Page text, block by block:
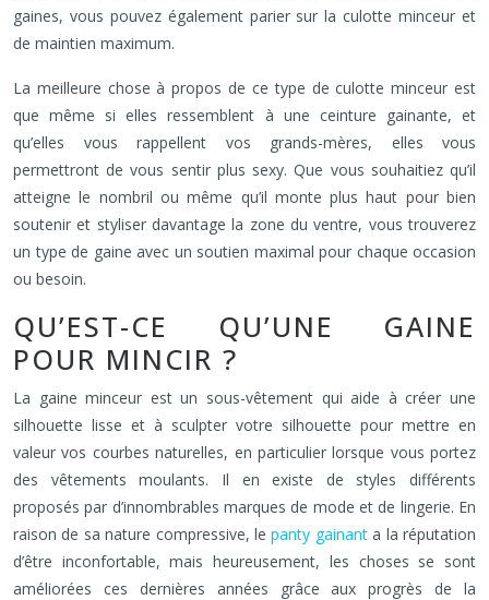
gaines, vous pouvez également parier sur la culotte minceur et
de maintien maximum.
La meilleure chose à propos de ce type de culotte minceur est
que même si elles ressemblent à une ceinture gainante, et
qu’elles vous rappellent vos grands-mères, elles vous
permettront de vous sentir plus sexy. Que vous souhaitiez qu’il
atteigne le nombril ou même qu’il monte plus haut pour bien
soutenir et styliser davantage la zone du ventre, vous trouverez
un type de gaine avec un soutien maximal pour chaque occasion
ou besoin.
QU’EST-CE QU’UNE GAINE
POUR MINCIR ?
La gaine minceur est un sous-vêtement qui aide à créer une
silhouette lisse et à sculpter votre silhouette pour mettre en
valeur vos courbes naturelles, en particulier lorsque vous portez
des vêtements moulants. Il en existe de styles différents
proposés par d’innombrables marques de mode et de lingerie. En
raison de sa nature compressive, lepanty gainanta la réputation
d’être inconfortable, mais heureusement, les choses se sont
améliorées ces dernières années grâce aux progrès de la